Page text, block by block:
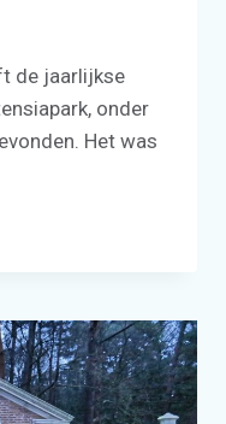
de jaarlijkse
onder
Het was